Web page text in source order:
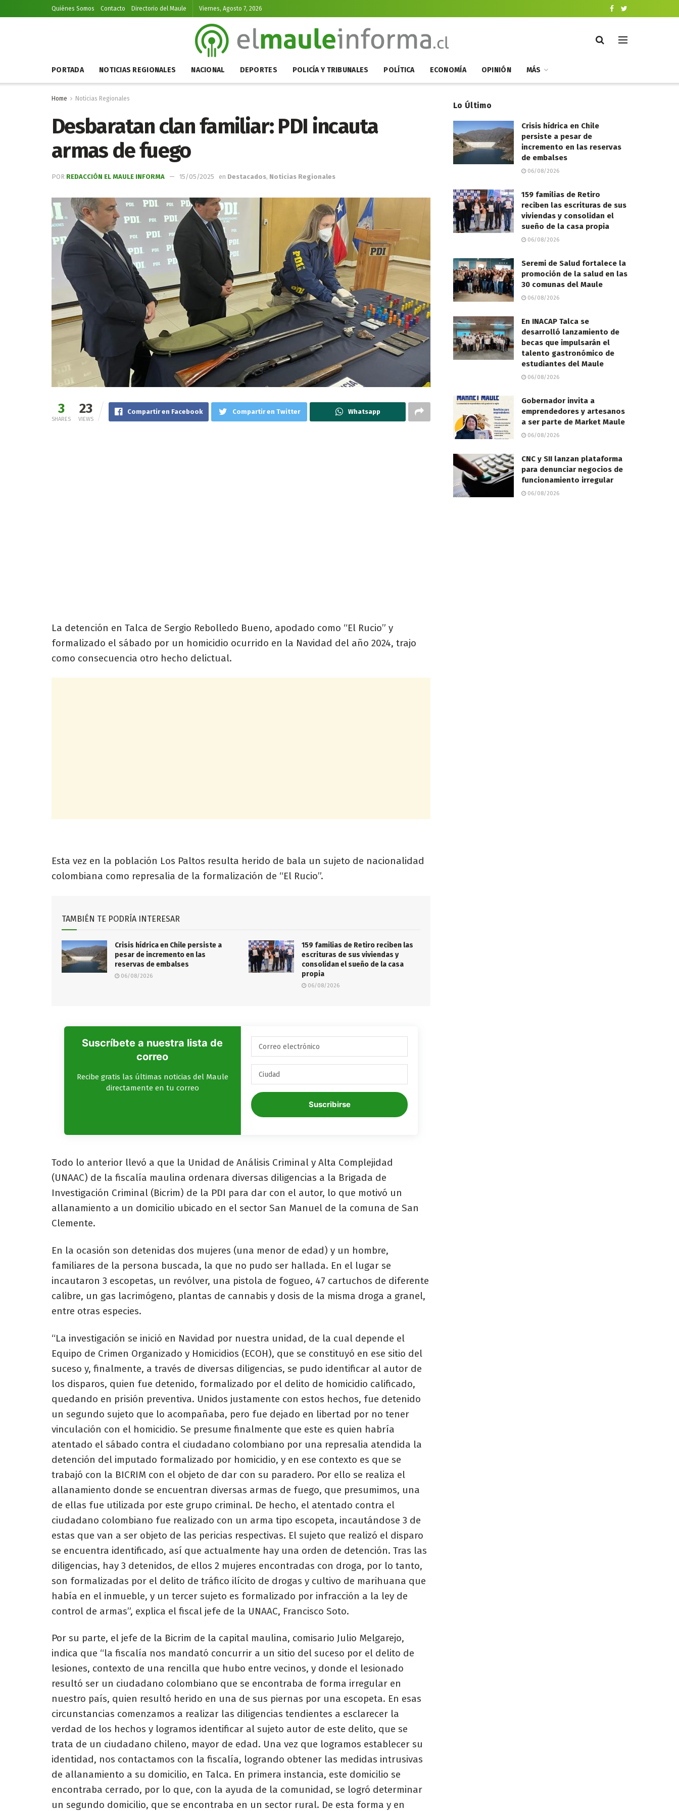
Quiénes Somos Contacto Directorio del Maule Viernes, Agosto 7, 2026
PORTADA NOTICIAS REGIONALES NACIONAL DEPORTES POLICÍA Y TRIBUNALES POLÍTICA ECONOMÍA OPINIÓN MÁS
Home Noticias Regionales
Desbaratan clan familiar: PDI incauta
armas de fuego
POR REDACCIÓN EL MAULE INFORMA 15/05/2025 en Destacados, Noticias Regionales
3
SHARES
23
VIEWS
Compartir en Facebook Compartir en Twitter Whatsapp
La detención en Talca de Sergio Rebolledo Bueno, apodado como “El Rucio” y
formalizado el sábado por un homicidio ocurrido en la Navidad del año 2024, trajo
como consecuencia otro hecho delictual.
Esta vez en la población Los Paltos resulta herido de bala un sujeto de nacionalidad
colombiana como represalia de la formalización de “El Rucio”.
TAMBIÉN TE PODRÍA INTERESAR
Crisis hídrica en Chile persiste a
pesar de incremento en las
reservas de embalses
06/08/2026
159 familias de Retiro reciben las
escrituras de sus viviendas y
consolidan el sueño de la casa
propia
06/08/2026
Suscríbete a nuestra lista de
correo
Recibe gratis las últimas noticias del Maule
directamente en tu correo
Suscribirse
Todo lo anterior llevó a que la Unidad de Análisis Criminal y Alta Complejidad
(UNAAC) de la fiscalía maulina ordenara diversas diligencias a la Brigada de
Investigación Criminal (Bicrim) de la PDI para dar con el autor, lo que motivó un
allanamiento a un domicilio ubicado en el sector San Manuel de la comuna de San
Clemente.
En la ocasión son detenidas dos mujeres (una menor de edad) y un hombre,
familiares de la persona buscada, la que no pudo ser hallada. En el lugar se
incautaron 3 escopetas, un revólver, una pistola de fogueo, 47 cartuchos de diferente
calibre, un gas lacrimógeno, plantas de cannabis y dosis de la misma droga a granel,
entre otras especies.
“La investigación se inició en Navidad por nuestra unidad, de la cual depende el
Equipo de Crimen Organizado y Homicidios (ECOH), que se constituyó en ese sitio del
suceso y, finalmente, a través de diversas diligencias, se pudo identificar al autor de
los disparos, quien fue detenido, formalizado por el delito de homicidio calificado,
quedando en prisión preventiva. Unidos justamente con estos hechos, fue detenido
un segundo sujeto que lo acompañaba, pero fue dejado en libertad por no tener
vinculación con el homicidio. Se presume finalmente que este es quien habría
atentado el sábado contra el ciudadano colombiano por una represalia atendida la
detención del imputado formalizado por homicidio, y en ese contexto es que se
trabajó con la BICRIM con el objeto de dar con su paradero. Por ello se realiza el
allanamiento donde se encuentran diversas armas de fuego, que presumimos, una
de ellas fue utilizada por este grupo criminal. De hecho, el atentado contra el
ciudadano colombiano fue realizado con un arma tipo escopeta, incautándose 3 de
estas que van a ser objeto de las pericias respectivas. El sujeto que realizó el disparo
se encuentra identificado, así que actualmente hay una orden de detención. Tras las
diligencias, hay 3 detenidos, de ellos 2 mujeres encontradas con droga, por lo tanto,
son formalizadas por el delito de tráfico ilícito de drogas y cultivo de marihuana que
había en el inmueble, y un tercer sujeto es formalizado por infracción a la ley de
control de armas”, explica el fiscal jefe de la UNAAC, Francisco Soto.
Por su parte, el jefe de la Bicrim de la capital maulina, comisario Julio Melgarejo,
indica que “la fiscalía nos mandató concurrir a un sitio del suceso por el delito de
lesiones, contexto de una rencilla que hubo entre vecinos, y donde el lesionado
resultó ser un ciudadano colombiano que se encontraba de forma irregular en
nuestro país, quien resultó herido en una de sus piernas por una escopeta. En esas
circunstancias comenzamos a realizar las diligencias tendientes a esclarecer la
verdad de los hechos y logramos identificar al sujeto autor de este delito, que se
trata de un ciudadano chileno, mayor de edad. Una vez que logramos establecer su
identidad, nos contactamos con la fiscalía, logrando obtener las medidas intrusivas
de allanamiento a su domicilio, en Talca. En primera instancia, este domicilio se
encontraba cerrado, por lo que, con la ayuda de la comunidad, se logró determinar
un segundo domicilio, que se encontraba en un sector rural. De esta forma y en
Lo Último
Crisis hídrica en Chile
persiste a pesar de
incremento en las reservas
de embalses
06/08/2026
159 familias de Retiro
reciben las escrituras de sus
viviendas y consolidan el
sueño de la casa propia
06/08/2026
Seremi de Salud fortalece la
promoción de la salud en las
30 comunas del Maule
06/08/2026
En INACAP Talca se
desarrolló lanzamiento de
becas que impulsarán el
talento gastronómico de
estudiantes del Maule
06/08/2026
Gobernador invita a
emprendedores y artesanos
a ser parte de Market Maule
06/08/2026
CNC y SII lanzan plataforma
para denunciar negocios de
funcionamiento irregular
06/08/2026